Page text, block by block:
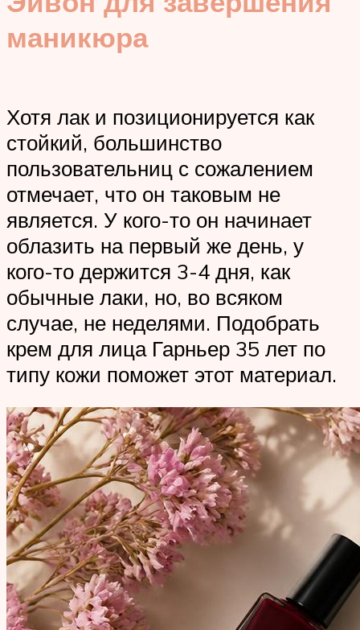
маникюра
Хотя лак и позиционируется как
стойкий, большинство
пользовательниц с сожалением
отмечает, что он таковым не
является. У кого-то он начинает
облазить на первый же день, у
кого-то держится 3-4 дня, как
обычные лаки, но, во всяком
случае, не неделями. Подобрать
крем для лица Гарньер 35 лет по
типу кожи поможет этот материал.